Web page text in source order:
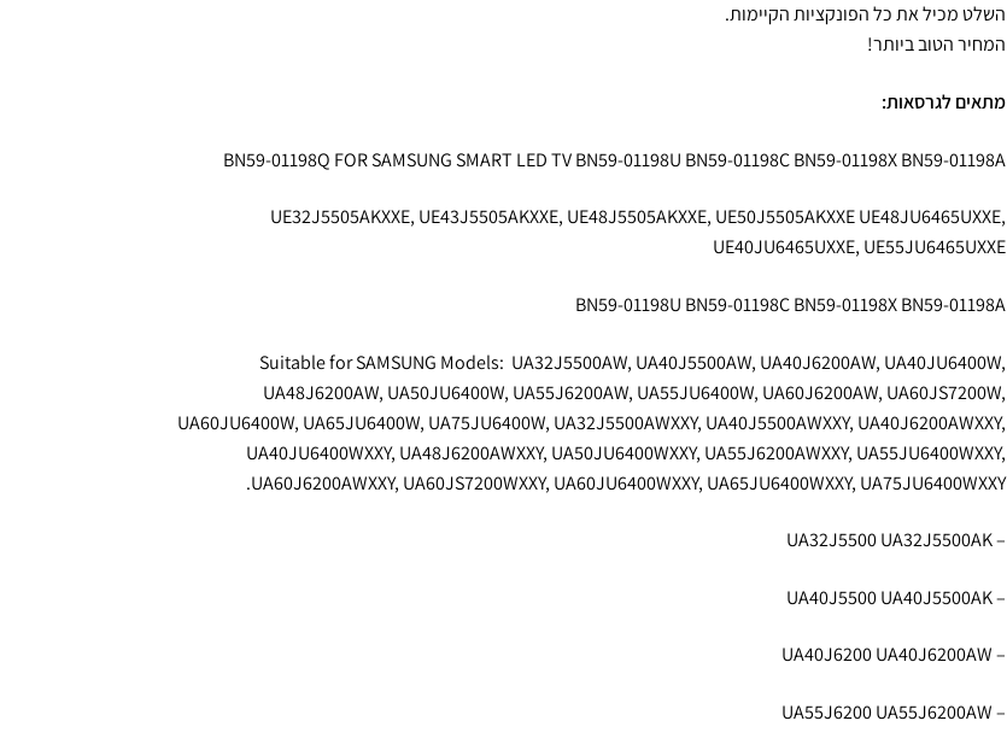
השלט מכיל את כל הפונקציות הקיימות.
המחיר הטוב ביותר!
מתאים לגרסאות:
BN59-01198Q FOR SAMSUNG SMART LED TV BN59-01198U BN59-01198C BN59-01198X BN59-01198A
UE32J5505AKXXE, UE43J5505AKXXE, UE48J5505AKXXE, UE50J5505AKXXE UE48JU6465UXXE,
UE40JU6465UXXE, UE55JU6465UXXE
BN59-01198U BN59-01198C BN59-01198X BN59-01198A
Suitable for SAMSUNG Models: UA32J5500AW, UA40J5500AW, UA40J6200AW, UA40JU6400W,
UA48J6200AW, UA50JU6400W, UA55J6200AW, UA55JU6400W, UA60J6200AW, UA60JS7200W,
UA60JU6400W, UA65JU6400W, UA75JU6400W, UA32J5500AWXXY, UA40J5500AWXXY, UA40J6200AWXXY,
UA40JU6400WXXY, UA48J6200AWXXY, UA50JU6400WXXY, UA55J6200AWXXY, UA55JU6400WXXY,
UA60J6200AWXXY, UA60JS7200WXXY, UA60JU6400WXXY, UA65JU6400WXXY, UA75JU6400WXXY.
– UA32J5500 UA32J5500AK
– UA40J5500 UA40J5500AK
– UA40J6200 UA40J6200AW
– UA55J6200 UA55J6200AW